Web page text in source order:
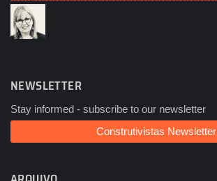
NEWSLETTER
Stay informed - subscribe to our newsletter
Construtivistas Newsletter